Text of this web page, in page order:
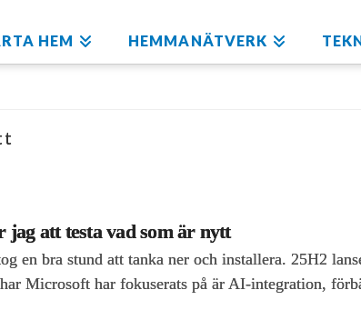
HEM HEMMANÄTVERK
att testa vad som är nytt
en bra stund att tanka ner och installera. 25H2
Microsoft har fokuserats på är AI-integration,